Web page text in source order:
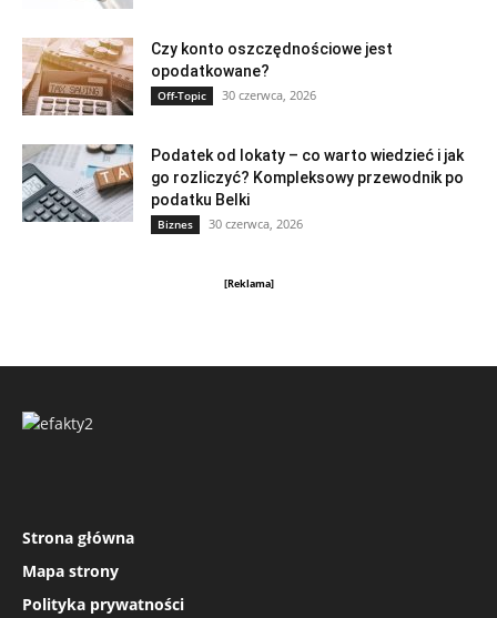
Czy konto oszczędnościowe jest
opodatkowane?
Off-Topic 30 czerwca, 2026
Podatek od lokaty – co warto wiedzieć i jak
go rozliczyć? Kompleksowy przewodnik po
podatku Belki
Biznes 30 czerwca, 2026
[Reklama]
Strona główna
Mapa strony
Polityka prywatności